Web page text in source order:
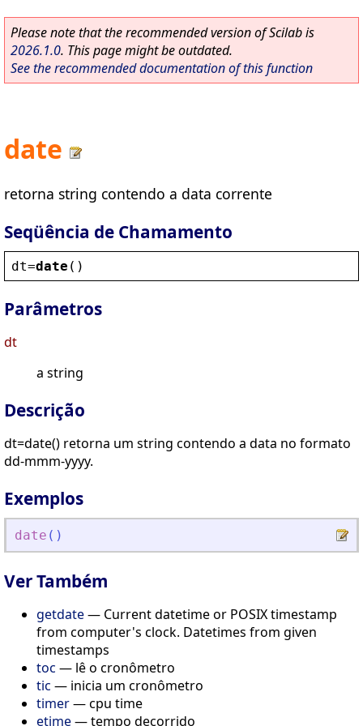
Please note that the recommended version of Scilab is
2026.1.0. This page might be outdated.
See the recommended documentation of this function
date
retorna string contendo a data corrente
Seqüência de Chamamento
dt=date ()
Parâmetros
dt
a string
Descrição
dt=date() retorna um string contendo a data no formato
dd-mmm-yyyy.
Exemplos
date ( )
Ver Também
getdate— Current datetime or POSIX timestamp
from computer's clock. Datetimes from given
timestamps
toc — lê o cronômetro
tic — inicia um cronômetro
timer— cpu time
etime— tempo decorrido